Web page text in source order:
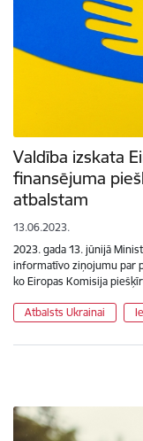
Valdība izskata
finansējuma
atbalstam
13.06.2023.
2023. gada 13. jūnijā
informatīvo ziņojumu par
ko Eiropas Komisija
Atbalsts Ukrainai